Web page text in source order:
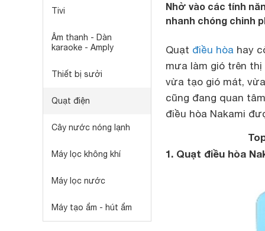
Tivi
Âm thanh - Dàn
karaoke - Amply
Thiết bị sưởi
Quạt điện
Cây nước nóng lạnh
Máy lọc không khí
Máy lọc nước
Máy tạo ẩm - hút ẩm
Nhờ vào các tính
nhanh chóng chinh
Quạt điều hòa hay
mưa làm gió trên
vừa tạo gió mát,
cũng đang quan
điều hòa Nakami
1. Quạt điều hòa